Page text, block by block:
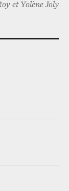
et Yolène Joly